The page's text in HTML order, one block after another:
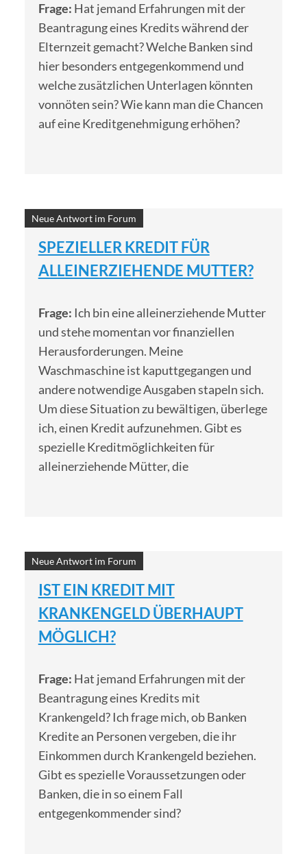
Frage: Hat jemand Erfahrungen mit der
Beantragung eines Kredits während der
Elternzeit gemacht? Welche Banken sind
hier besonders entgegenkommend und
welche zusätzlichen Unterlagen könnten
vonnöten sein? Wie kann man die Chancen
auf eine Kreditgenehmigung erhöhen?
Neue Antwort im Forum
SPEZIELLER KREDIT FÜR
ALLEINERZIEHENDE MUTTER?
Frage: Ich bin eine alleinerziehende Mutter
und stehe momentan vor finanziellen
Herausforderungen. Meine
Waschmaschine ist kaputtgegangen und
andere notwendige Ausgaben stapeln sich.
Um diese Situation zu bewältigen, überlege
ich, einen Kredit aufzunehmen. Gibt es
spezielle Kreditmöglichkeiten für
alleinerziehende Mütter, die
Neue Antwort im Forum
IST EIN KREDIT MIT
KRANKENGELD ÜBERHAUPT
MÖGLICH?
Frage: Hat jemand Erfahrungen mit der
Beantragung eines Kredits mit
Krankengeld? Ich frage mich, ob Banken
Kredite an Personen vergeben, die ihr
Einkommen durch Krankengeld beziehen.
Gibt es spezielle Voraussetzungen oder
Banken, die in so einem Fall
entgegenkommender sind?